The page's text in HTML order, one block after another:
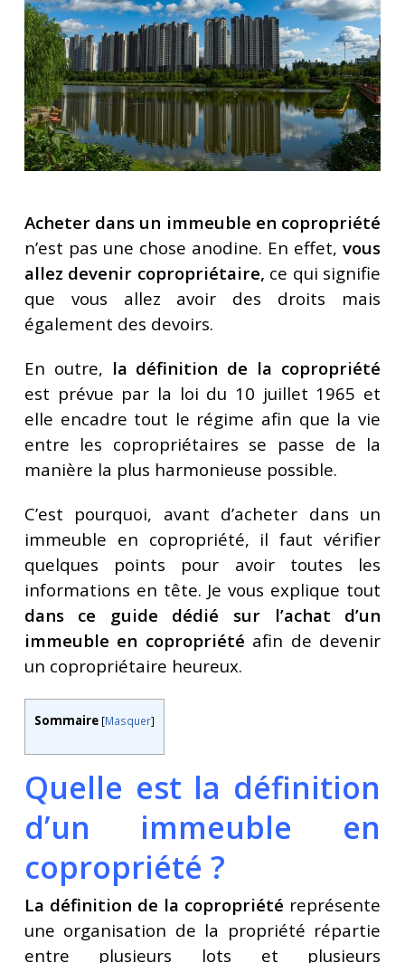
Acheter dans un immeuble en copropriété
n’est pas une chose anodine. En effet,vous
allez devenir copropriétaire, ce qui signifie
que vous allez avoir des droits mais
également des devoirs.
En outre, la définition de la copropriété
est prévue par la loi du 10 juillet 1965 et
elle encadre tout le régime afin que la vie
entre les copropriétaires se passe de la
manière la plus harmonieuse possible.
C’est pourquoi, avant d’acheter dans un
immeuble en copropriété, il faut vérifier
quelques points pour avoir toutes les
informations en tête. Je vous explique tout
dans ce guide dédié sur l’achat d’un
immeuble en copropriété afin de devenir
un copropriétaire heureux.
Sommaire [Masquer]
Quelle est la définition
d’un immeuble en
copropriété ?
La définition de la copropriété représente
une organisation de la propriété répartie
entre plusieurs lots et plusieurs